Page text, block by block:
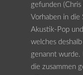
gefunden
Vorhaben in die
Akustik-Pop
welches
genannt wurde.
die zusammen